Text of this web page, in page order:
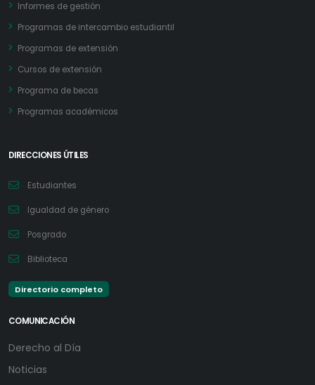
Informes de gestión
Programas de intercambio estudiantil
Programas de extensión
Cursos de extensión
Programa de becas
Programas académicos
DIRECCIONES ÚTILES
Estudiantes
Igualdad de género
Posgrado
Biblioteca
Directorio completo
COMUNICACIÓN
Derecho al Día
Noticias